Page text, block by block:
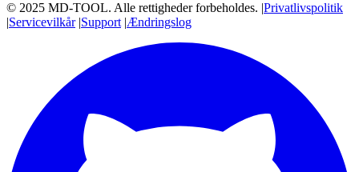
© 2025 MD-TOOL. Alle rettigheder forbeholdes. |Privatlivspolitik
|Servicevilkår|Support |Ændringslog